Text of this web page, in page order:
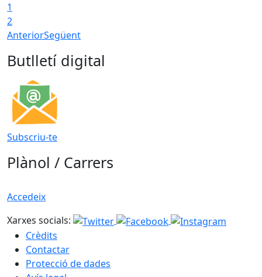
1
2
AnteriorSegüent
Butlletí digital
Subscriu-te
Plànol / Carrers
Accedeix
Xarxes socials:
Crèdits
Contactar
Protecció de dades